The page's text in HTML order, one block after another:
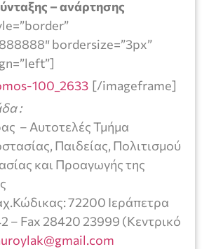
– ανάρτησης
bordersize=”3px”
[/imageframe]
:
– Αυτοτελές Τμήμα
Παιδείας, Πολιτισμού
και Προαγωγής της
72200 Ιεράπετρα
– Fax 28420 23999 (Κεντρικό